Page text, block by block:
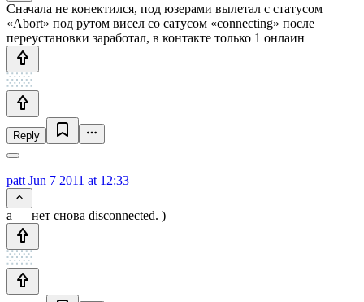
Сначала не конектился, под юзерами вылетал с статусом
«Abort» под рутом висел со сатусом «connecting» после
переустановки заработал, в контакте только 1 онлаин
Reply
patt Jun 7 2011 at 12:33
а — нет снова disconnected. )